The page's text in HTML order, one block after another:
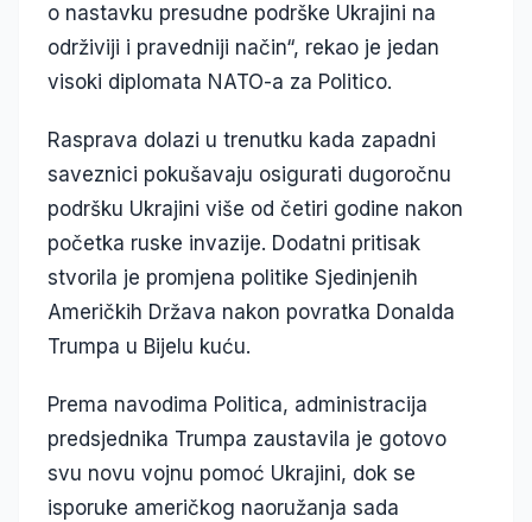
o nastavku presudne podrške Ukrajini na
održiviji i pravedniji način“, rekao je jedan
visoki diplomata NATO-a za Politico.
Rasprava dolazi u trenutku kada zapadni
saveznici pokušavaju osigurati dugoročnu
podršku Ukrajini više od četiri godine nakon
početka ruske invazije. Dodatni pritisak
stvorila je promjena politike Sjedinjenih
Američkih Država nakon povratka Donalda
Trumpa u Bijelu kuću.
Prema navodima Politica, administracija
predsjednika Trumpa zaustavila je gotovo
svu novu vojnu pomoć Ukrajini, dok se
isporuke američkog naoružanja sada